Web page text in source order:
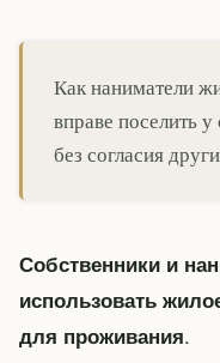
Как наниматели
вправе поселить
без согласия
Собственники и
использовать
для проживания.